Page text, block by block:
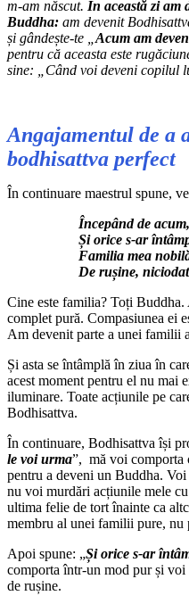
m-am născut. În această zi am
Buddha: am devenit
și gândește-te „ Acum am
pentru că aceasta este
sine: „Când voi deveni copilul
Angajamentul de a
bodhisattva perfect
În continuare maestrul spune,
Începând de
Și orice s-ar
Familia mea
De rușine,
Cine este familia? Toți
complet pură. Compasiunea ei
Am devenit parte a unei familii
Și asta se întâmplă în ziua în
acest moment pentru el nu mai
iluminare. Toate acțiunile pe
Bodhisattva.
În continuare, Bodhisattva își
le voi urma”, mă voi comporta
pentru a deveni un Buddha.
nu voi murdări acțiunile mele
ultima felie de tort înainte ca
membru al unei familii pure, nu
Apoi spune: „Și orice s-ar
comporta într-un mod pur și
de rușine.